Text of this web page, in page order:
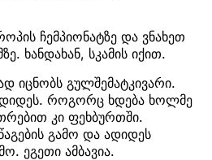
ჩემპიონატზე და ვნახეთ
ხანდახან, სკამის იქით.
იცნობს გულშემატკივარი.
როგორც ხდება ხოლმე
კი ფეხბურთში.
გამო და ადიდეს
ეგეთი ამბავია.